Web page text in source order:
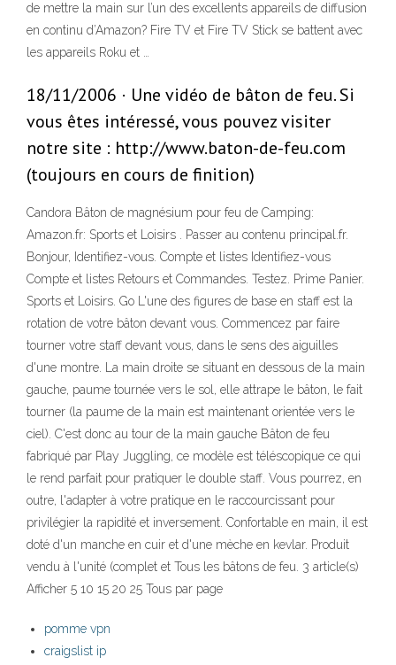
de mettre la main sur l’un des excellents appareils de diffusion
en continu d’Amazon? Fire TV et Fire TV Stick se battent avec
les appareils Roku et …
18/11/2006 · Une vidéo de bâton de feu. Si
vous êtes intéressé, vous pouvez visiter
notre site : http://www.baton-de-feu.com
(toujours en cours de finition)
Candora Bâton de magnésium pour feu de Camping:
Amazon.fr: Sports et Loisirs . Passer au contenu principal.fr.
Bonjour, Identifiez-vous. Compte et listes Identifiez-vous
Compte et listes Retours et Commandes. Testez. Prime Panier.
Sports et Loisirs. Go L'une des figures de base en staff est la
rotation de votre bâton devant vous. Commencez par faire
tourner votre staff devant vous, dans le sens des aiguilles
d'une montre. La main droite se situant en dessous de la main
gauche, paume tournée vers le sol, elle attrape le bâton, le fait
tourner (la paume de la main est maintenant orientée vers le
ciel). C'est donc au tour de la main gauche Bâton de feu
fabriqué par Play Juggling, ce modèle est téléscopique ce qui
le rend parfait pour pratiquer le double staff. Vous pourrez, en
outre, l'adapter à votre pratique en le raccourcissant pour
privilégier la rapidité et inversement. Confortable en main, il est
doté d'un manche en cuir et d'une mèche en kevlar. Produit
vendu à l'unité (complet et Tous les bâtons de feu. 3 article(s)
Afficher 5 10 15 20 25 Tous par page
pomme vpn
craigslist ip